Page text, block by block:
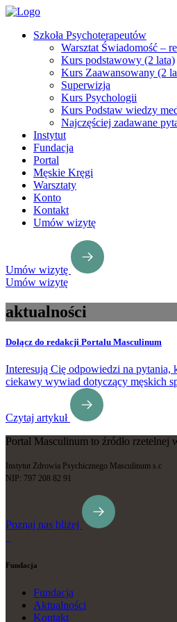
Szkoła Psychoterapeutów
Warsztat Świadomość –
Kurs podstawowy (2 lata)
Kurs Zaawansowany (2
Superwizja
Kurs Psychologii
Kurs Podstaw wiedzy
Najczęściej zadawane
Instytut
Fundacja
Portal
Męskie Kręgi
Warsztaty
Konto
Kontakt
Umów wizytę
Umów wizytę
Umów wizytę
aktualności
Dołącz do redakcji Portalu Masculinum
Interesują Cię odpowiedzi na pytania,
ciekawy wywiad dotyczący męskich
Czytaj artykuł
Portal Masculinum to źródło
Instytut Zdrowia Psychicznego Masculinum s.c
NIP: 797 208 82 91
Poznaj nas bliżej
Fundacja
Fundacja
Aktualności
Kontakt